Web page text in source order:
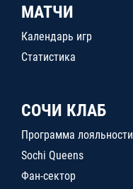
МАТЧИ
Календарь игр
Статистика
СОЧИ КЛАБ
Программа лояльности
Sochi Queens
Фан-сектор